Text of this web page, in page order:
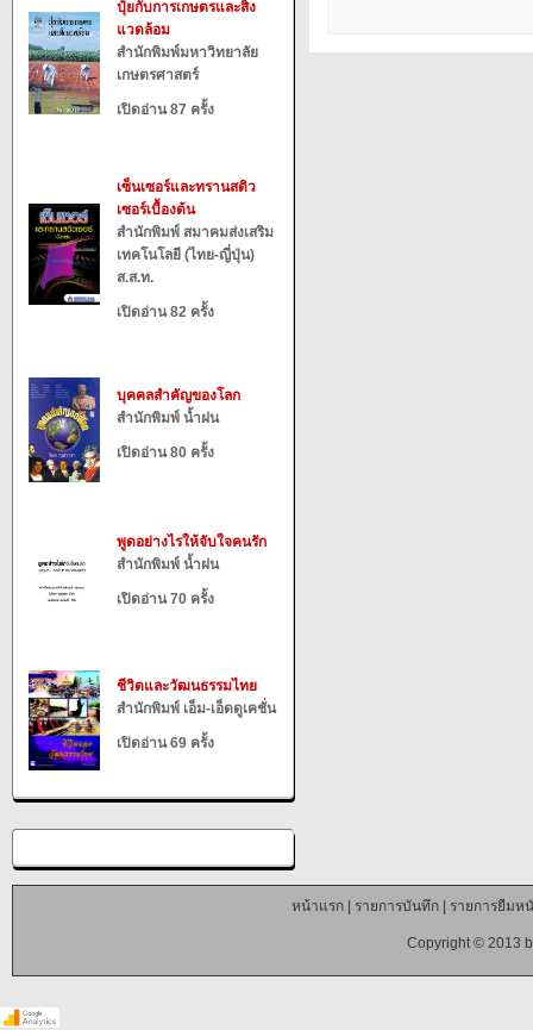
ปุ๋ยกับการเกษตรและสิ่ง
แวดล้อม
สำนักพิมพ์มหาวิทยาลัย
เกษตรศาสตร์
เปิดอ่าน 87 ครั้ง
เซ็นเซอร์และทรานสดิว
เซอร์เบื้องต้น
สำนักพิมพ์ สมาคมส่งเสริม
เทคโนโลยี (ไทย-ญี่ปุ่น)
ส.ส.ท.
เปิดอ่าน 82 ครั้ง
บุคคลสำคัญของโลก
สำนักพิมพ์ น้ำฝน
เปิดอ่าน 80 ครั้ง
พูดอย่างไรให้จับใจคนรัก
สำนักพิมพ์ น้ำฝน
เปิดอ่าน 70 ครั้ง
ชีวิตและวัฒนธรรมไทย
สำนักพิมพ์ เอ็ม-เอ็ดดูเคชั่น
เปิดอ่าน 69 ครั้ง
หน้าแรก| รายการบันทึก| รายการยืมห
Copyright © 2013